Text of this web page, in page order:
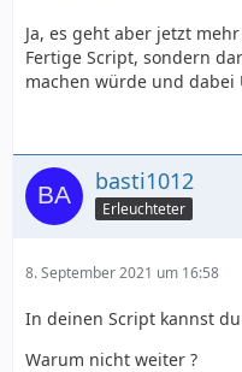
Ja, es geht aber jetzt
Fertige Script, sondern
machen würde und
basti1012
Erleuchteter
8. September 2021 um 16:58
In deinen Script kannst
Warum nicht weiter ?